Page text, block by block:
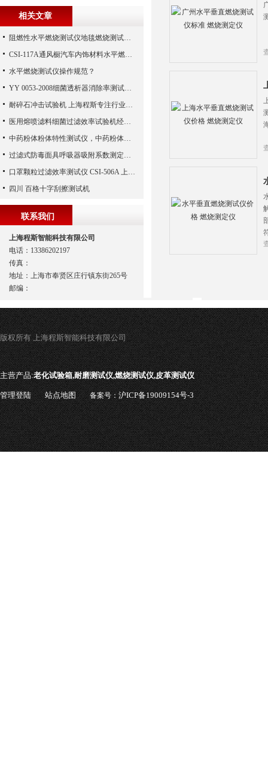
相关文章
阻燃性水平燃烧测试仪地毯燃烧测试仪值得家庭汽车学习的文章
CSI-117A通风橱汽车内饰材料水平燃烧测试仪
水平燃烧测试仪操作规范？
YY 0053-2008细菌透析器消除率测试仪-上海程斯操作技术分析
耐碎石冲击试验机 上海程斯专注行业多年
医用熔喷滤料细菌过滤效率试验机经销商
中药粉体粉体特性测试仪，中药粉体综合特性测试仪
过滤式防毒面具呼吸器吸附系数测定仪（油雾法）
口罩颗粒过滤效率测试仪 CSI-506A 上海程斯 测试原理及标准
四川 百格十字刮擦测试机
联系我们
上海程斯智能科技有限公司
电话：13386202197
传真：
地址：上海市奉贤区庄行镇东街265号
邮编：
版权所有 上海程斯智能科技有限公司
主营产品:老化试验箱,耐磨测试仪,燃烧测试仪,皮革测试仪
管理登陆 站点地图 备案号：沪ICP备19009154号-3